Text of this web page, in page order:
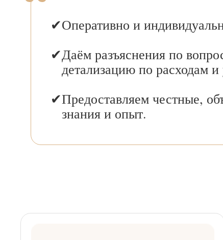
Оперативно и
Даём разъяснения по
детализацию по расходам и
Предоставляем честные,
знания и опыт.